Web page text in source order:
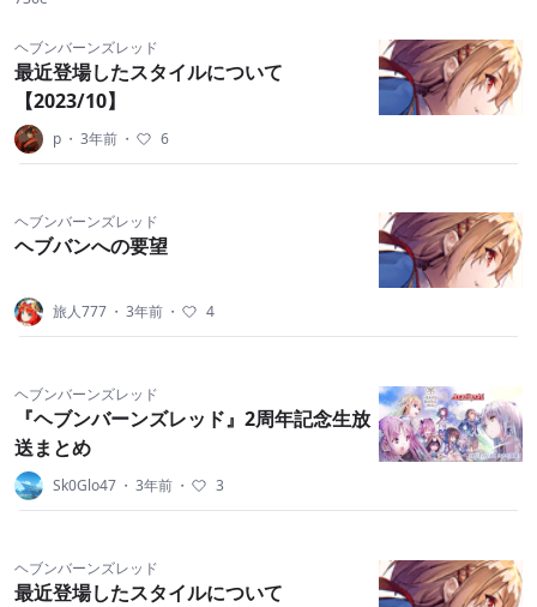
ヘブンバーンズレッド
最近登場したスタイルについて
【2023/10】
p ・ 3年前 ・ 6
ヘブンバーンズレッド
ヘブバンへの要望
旅人777 ・ 3年前 ・ 4
ヘブンバーンズレッド
『ヘブンバーンズレッド』2周年記念生放
送まとめ
Sk0Glo47 ・ 3年前 ・ 3
ヘブンバーンズレッド
最近登場したスタイルについて